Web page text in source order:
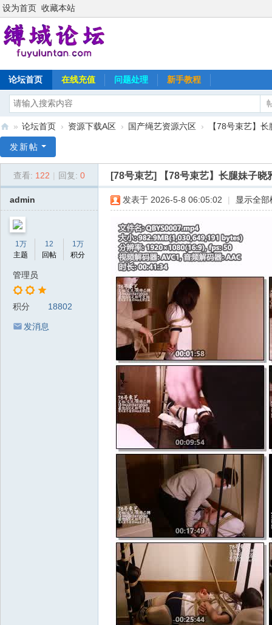
设为首页 收藏本站
论坛首页 在线充值 问题处理 新手教程
域
» 论坛首页 › 资源下载A区 › 国产绳艺资源六区 › 【78号束艺】
发新帖
查看: 122 回复: 0 [78号束艺] 【78号束艺】长腿妹子
admin
1万
主题
12
回帖
1万
积分
管理员
积分 18802
发消息
发表于 2026-5-8 06:05:02 显示全部